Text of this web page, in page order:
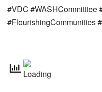
#VDC #WASHCommitttee
#FlourishingCommunities